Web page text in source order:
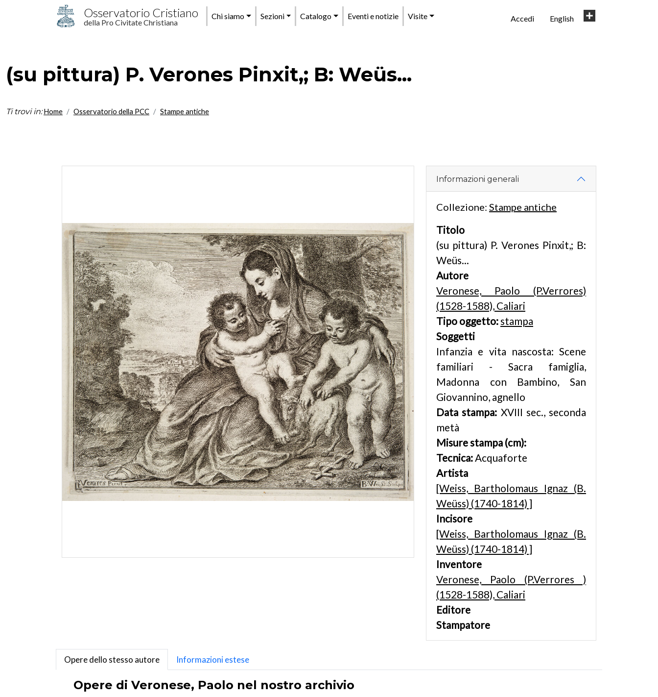
Salta al contenuto principale
Osservatorio Cristiano
della Pro Civitate Christiana
Menu
principale
Chi siamo Sezioni Catalogo Eventi e notizie Visite
User
Accedi English
(su pittura) P. Verones Pinxit,; B: Weüs...
Ti trovi in: Home Osservatorio della PCC Stampe antiche
Informazioni generali
Collezione: Stampe antiche
Titolo
(su pittura) P. Verones Pinxit,; B:
Weüs...
Autore
Veronese, Paolo (P.Verrores)
(1528-1588), Caliari
Tipo oggetto:stampa
Soggetti
Infanzia e vita nascosta: Scene
familiari - Sacra famiglia,
Madonna con Bambino, San
Giovannino, agnello
Data stampa: XVIII sec., seconda
metà
Misure stampa (cm):
Tecnica:Acquaforte
Artista
[Weiss, Bartholomaus Ignaz (B.
Weüss) (1740-1814) ]
Incisore
[Weiss, Bartholomaus Ignaz (B.
Weüss) (1740-1814) ]
Inventore
Veronese, Paolo (P.Verrores )
(1528-1588), Caliari
Editore
Stampatore
Opere dello stesso autore Informazioni estese
Opere di Veronese, Paolo nel nostro archivio